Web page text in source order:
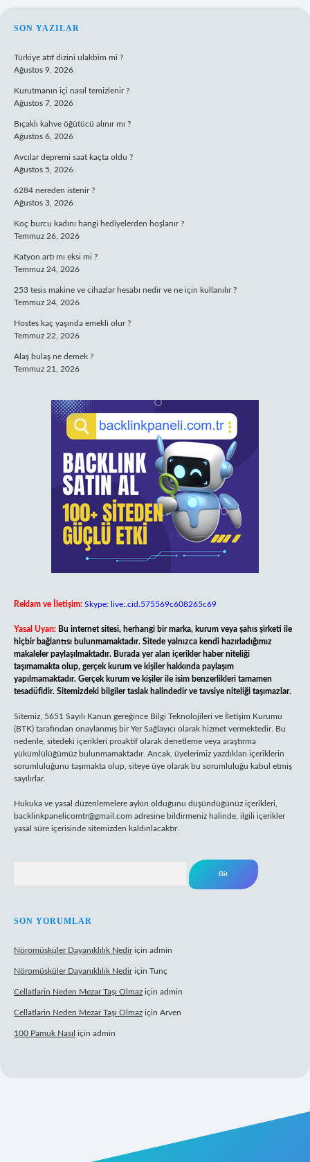
SIDEBAR
SON YAZILAR
Türkiye atıf dizini ulakbim mi ?
Ağustos 9, 2026
Kurutmanın içi nasıl temizlenir ?
Ağustos 7, 2026
Bıçaklı kahve öğütücü alınır mı ?
Ağustos 6, 2026
Avcılar depremi saat kaçta oldu ?
Ağustos 5, 2026
6284 nereden istenir ?
Ağustos 3, 2026
Koç burcu kadını hangi hediyelerden hoşlanır ?
Temmuz 26, 2026
Katyon artı mı eksi mi ?
Temmuz 24, 2026
253 tesis makine ve cihazlar hesabı nedir ve ne için kullanılır ?
Temmuz 24, 2026
Hostes kaç yaşında emekli olur ?
Temmuz 22, 2026
Alaş bulaş ne demek ?
Temmuz 21, 2026
Reklam ve İletişim: Skype: live:.cid.575569c608265c69
Yasal Uyarı: Bu internet sitesi, herhangi bir marka, kurum veya şahıs şirketi ile
hiçbir bağlantısı bulunmamaktadır. Sitede yalnızca kendi hazırladığımız
makaleler paylaşılmaktadır. Burada yer alan içerikler haber niteliği
taşımamakta olup, gerçek kurum ve kişiler hakkında paylaşım
yapılmamaktadır. Gerçek kurum ve kişiler ile isim benzerlikleri tamamen
tesadüfidir. Sitemizdeki bilgiler taslak halindedir ve tavsiye niteliği taşımazlar.
Sitemiz, 5651 Sayılı Kanun gereğince Bilgi Teknolojileri ve İletişim Kurumu
(BTK) tarafından onaylanmış bir Yer Sağlayıcı olarak hizmet vermektedir. Bu
nedenle, sitedeki içerikleri proaktif olarak denetleme veya araştırma
yükümlülüğümüz bulunmamaktadır. Ancak, üyelerimiz yazdıkları içeriklerin
sorumluluğunu taşımakta olup, siteye üye olarak bu sorumluluğu kabul etmiş
sayılırlar.
Hukuka ve yasal düzenlemelere aykırı olduğunu düşündüğünüz içerikleri,
backlinkpanelicomtr@gmail.com adresine bildirmeniz halinde, ilgili içerikler
yasal süre içerisinde sitemizden kaldırılacaktır.
SON YORUMLAR
Nöromüsküler Dayanıklılık Nediriçin admin
Nöromüsküler Dayanıklılık Nediriçin Tunç
Cellatlarin Neden Mezar Taşı Olmaz için admin
Cellatlarin Neden Mezar Taşı Olmaz için Arven
100 Pamuk Nasıl için admin